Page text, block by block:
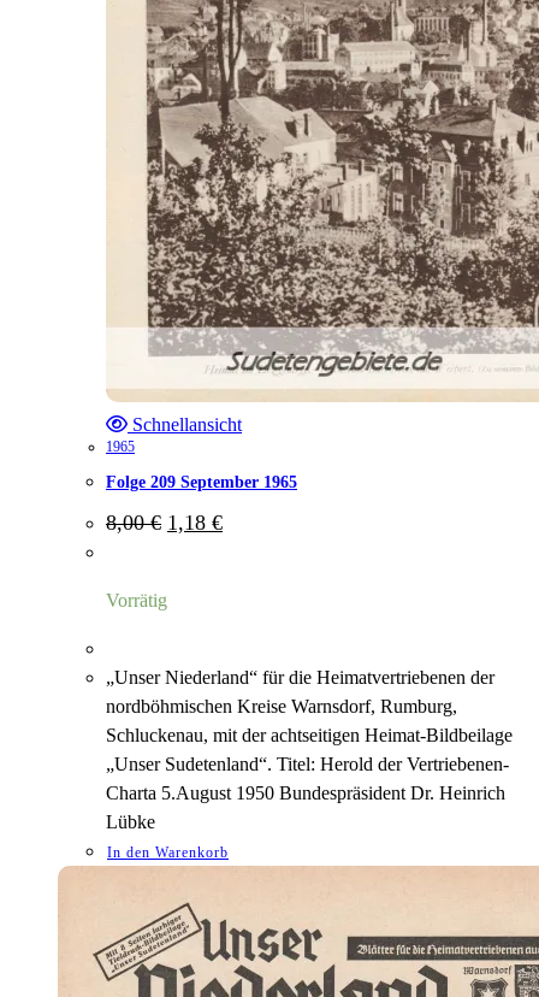
Schnellansicht
1965
Folge 209 September 1965
8,00€ Ursprünglicher
Preis
1,18 €Aktueller
Vorrätig
„Unser Niederland“ für die Heimatvertriebenen der
nordböhmischen Kreise Warnsdorf, Rumburg,
Schluckenau, mit der achtseitigen Heimat-Bildbeilage
„Unser Sudetenland“. Titel: Herold der Vertriebenen-
Charta 5.August 1950 Bundespräsident Dr. Heinrich
Lübke
In den Warenkorb